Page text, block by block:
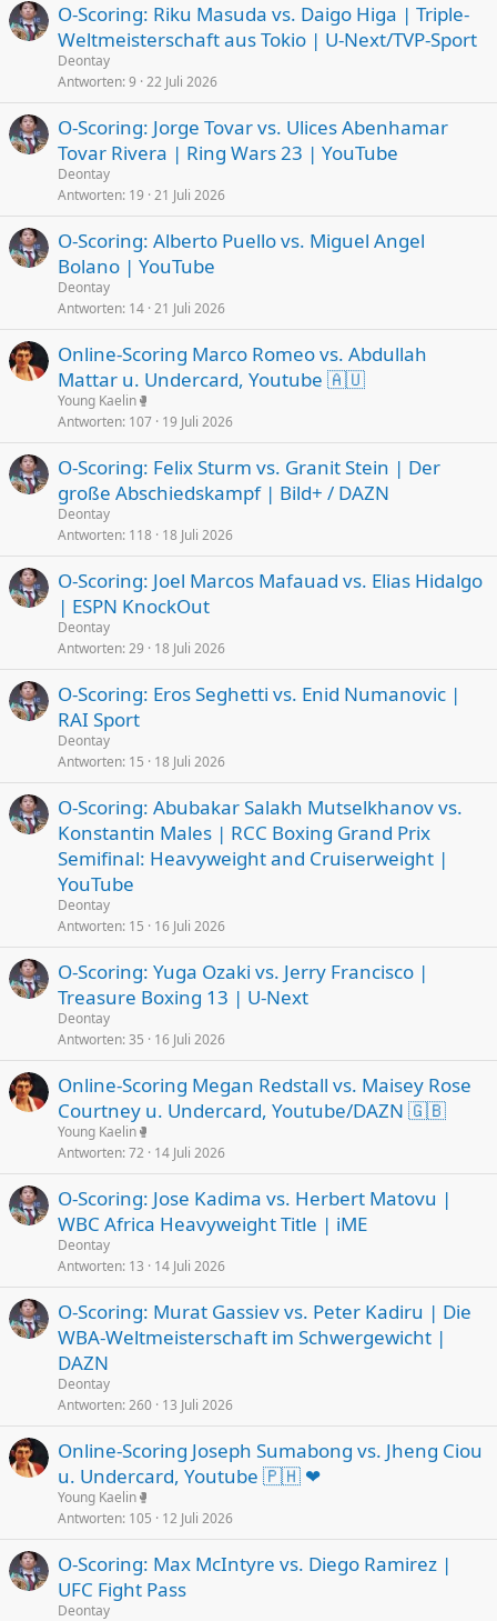
O-Scoring: Riku Masuda vs. Daigo Higa | Triple-
Weltmeisterschaft aus Tokio | U-Next/TVP-Sport
Deontay
Antworten 9 22 Juli 2026
O-Scoring: Jorge Tovar vs. Ulices Abenhamar
Tovar Rivera | Ring Wars 23 | YouTube
Deontay
Antworten 19 21 Juli 2026
O-Scoring: Alberto Puello vs. Miguel Angel
Bolano | YouTube
Deontay
Antworten 14 21 Juli 2026
Online-Scoring Marco Romeo vs. Abdullah
Mattar u. Undercard, Youtube 🇦🇺
Young Kaelin🥊
Antworten 107 19 Juli 2026
O-Scoring: Felix Sturm vs. Granit Stein | Der
große Abschiedskampf | Bild+ / DAZN
Deontay
Antworten 118 18 Juli 2026
O-Scoring: Joel Marcos Mafauad vs. Elias Hidalgo
| ESPN KnockOut
Deontay
Antworten 29 18 Juli 2026
O-Scoring: Eros Seghetti vs. Enid Numanovic |
RAI Sport
Deontay
Antworten 15 18 Juli 2026
O-Scoring: Abubakar Salakh Mutselkhanov vs.
Konstantin Males | RCC Boxing Grand Prix
Semifinal: Heavyweight and Cruiserweight |
YouTube
Deontay
Antworten 15 16 Juli 2026
O-Scoring: Yuga Ozaki vs. Jerry Francisco |
Treasure Boxing 13 | U-Next
Deontay
Antworten 35 16 Juli 2026
Online-Scoring Megan Redstall vs. Maisey Rose
Courtney u. Undercard, Youtube/DAZN 🇬🇧
Young Kaelin🥊
Antworten 72 14 Juli 2026
O-Scoring: Jose Kadima vs. Herbert Matovu |
WBC Africa Heavyweight Title | iME
Deontay
Antworten 13 14 Juli 2026
O-Scoring: Murat Gassiev vs. Peter Kadiru | Die
WBA-Weltmeisterschaft im Schwergewicht |
DAZN
Deontay
Antworten 260 13 Juli 2026
Online-Scoring Joseph Sumabong vs. Jheng Ciou
u. Undercard, Youtube 🇵🇭 ❤
Young Kaelin🥊
Antworten 105 12 Juli 2026
O-Scoring: Max McIntyre vs. Diego Ramirez |
UFC Fight Pass
Deontay